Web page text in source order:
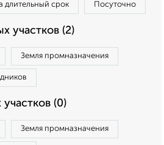
длительный срок Посуточно
участков (2)
Земля промназначения
(0)
Земля промназначения